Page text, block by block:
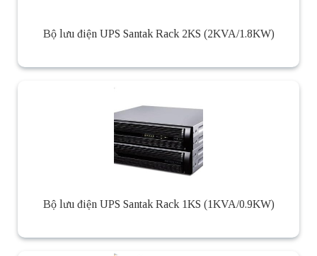
Bộ lưu điện UPS Santak Rack 2KS (2KVA/1.8KW)
Bộ lưu điện UPS Santak Rack 1KS (1KVA/0.9KW)